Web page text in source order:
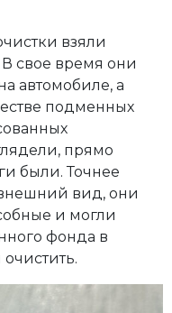
взяли
свое время они
автомобиле, а
подменных
прямо
были. Точнее
вид, они
и могли
фонда в